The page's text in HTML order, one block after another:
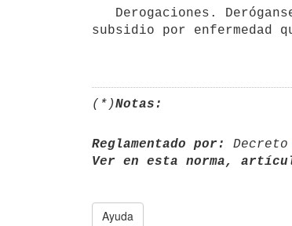
subsidio por enfermedad
(*)Notas:
Reglamentado por: Decreto
Ver en esta norma,
Ayuda